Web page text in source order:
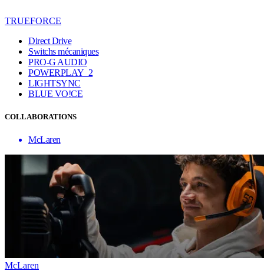
TRUEFORCE
Direct Drive
Switchs mécaniques
PRO-G AUDIO
POWERPLAY 2
LIGHTSYNC
BLUE VO!CE
COLLABORATIONS
McLaren
McLaren